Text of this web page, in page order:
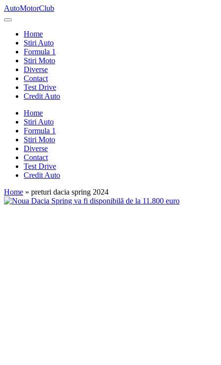
Skip
to
AutoMotorClub
Totul
masini
pasionatii
masini
Home
Stiri Auto
Formula 1
Stiri Moto
Diverse
Contact
Test Drive
Credit Auto
Home
Stiri Auto
Formula 1
Stiri Moto
Diverse
Contact
Test Drive
Credit Auto
Home » preturi dacia spring 2024